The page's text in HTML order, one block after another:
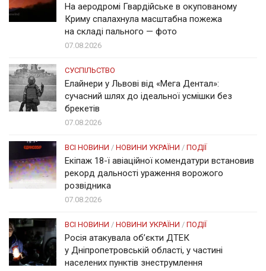
На аеродромі Гвардійське в окупованому
Криму спалахнула масштабна пожежа
на складі пального — фото
07.08.2026
СУСПІЛЬСТВО
Елайнери у Львові від «Мега Дентал»:
сучасний шлях до ідеальної усмішки без
брекетів
07.08.2026
ВСІ НОВИНИ / НОВИНИ УКРАЇНИ / ПОДІЇ
Екіпаж 18-ї авіаційної комендатури встановив
рекорд дальності ураження ворожого
розвідника
07.08.2026
ВСІ НОВИНИ / НОВИНИ УКРАЇНИ / ПОДІЇ
Росія атакувала об’єкти ДТЕК
у Дніпропетровській області, у частині
населених пунктів знеструмлення